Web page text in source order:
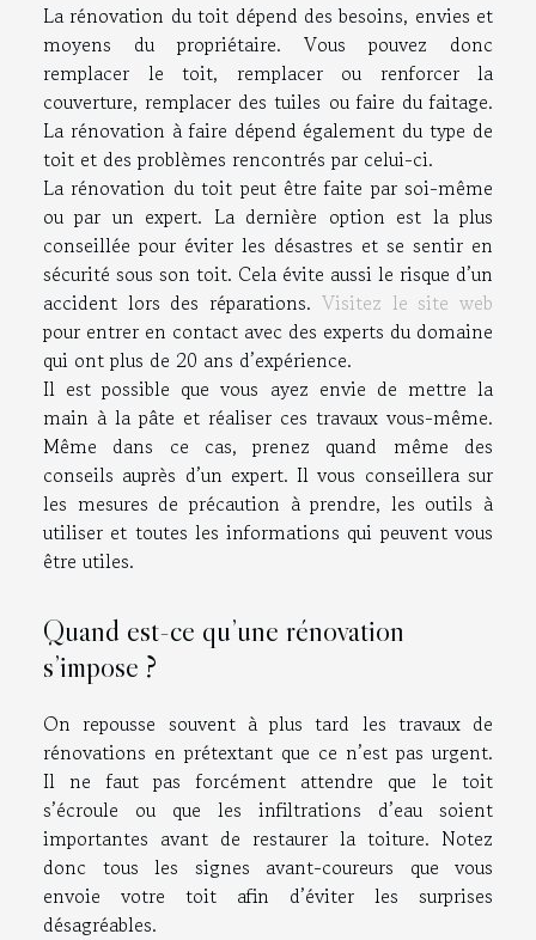
La rénovation du toit dépend des besoins, envies et
moyens du propriétaire. Vous pouvez donc
remplacer le toit, remplacer ou renforcer la
couverture, remplacer des tuiles ou faire du faitage.
La rénovation à faire dépend également du type de
toit et des problèmes rencontrés par celui-ci.
La rénovation du toit peut être faite par soi-même
ou par un expert. La dernière option est la plus
conseillée pour éviter les désastres et se sentir en
sécurité sous son toit. Cela évite aussi le risque d’un
accident lors des réparations. Visitez le site web
pour entrer en contact avec des experts du domaine
qui ont plus de 20 ans d’expérience.
Il est possible que vous ayez envie de mettre la
main à la pâte et réaliser ces travaux vous-même.
Même dans ce cas, prenez quand même des
conseils auprès d’un expert. Il vous conseillera sur
les mesures de précaution à prendre, les outils à
utiliser et toutes les informations qui peuvent vous
être utiles.
Quand est-ce qu’une rénovation
s’impose ?
On repousse souvent à plus tard les travaux de
rénovations en prétextant que ce n’est pas urgent.
Il ne faut pas forcément attendre que le toit
s’écroule ou que les infiltrations d’eau soient
importantes avant de restaurer la toiture. Notez
donc tous les signes avant-coureurs que vous
envoie votre toit afin d’éviter les surprises
désagréables.